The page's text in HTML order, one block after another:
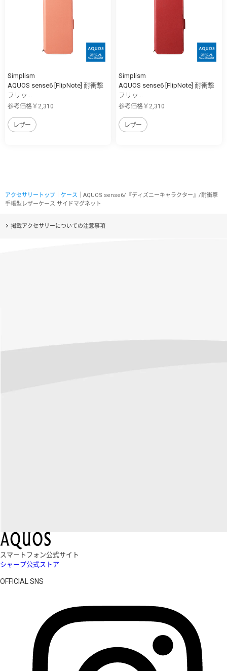
Simplism
AQUOS sense6 [FlipNote] 耐衝撃
フリッ...
参考価格￥2,310
レザー
Simplism
AQUOS sense6 [FlipNote] 耐衝撃
フリッ...
参考価格￥2,310
レザー
アクセサリートップ ケース ｜AQUOS sense6/『ディズニーキャラクター』/耐衝撃
手帳型レザーケース サイドマグネット
掲載アクセサリーについての注意事項
スマートフォン公式サイト
シャープ公式ストア
OFFICIAL SNS